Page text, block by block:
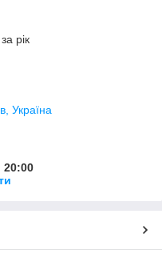
рік
Україна
20:00